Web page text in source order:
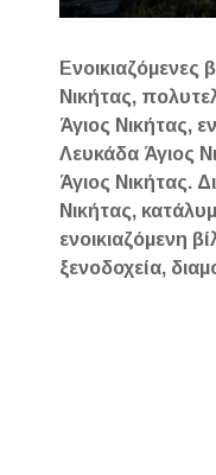
Ενοικιαζόμενες
Νικήτας,
Άγιος Νικήτας,
Λευκάδα Άγιος
Άγιος Νικήτας.
Νικήτας,
ενοικιαζόμενη
ξενοδοχεία,